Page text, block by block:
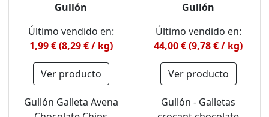
Gullón
Último vendido en:
1,99 € (8,29 € / kg)
Ver producto
Gullón Galleta Avena
Gullón
Último vendido en:
44,00 € (9,78 € / kg)
Ver producto
Gullón - Galletas